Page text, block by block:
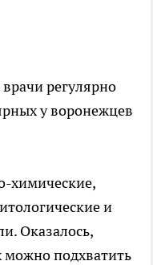
регулярно
у воронежцев
химические,
и
Оказалось,
можно подхватить